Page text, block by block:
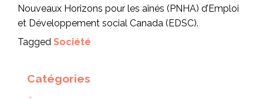
Nouveaux Horizons pour les aînés (PNHA) d’Emploi
et Développement social Canada (EDSC).
Tagged Société
Catégories